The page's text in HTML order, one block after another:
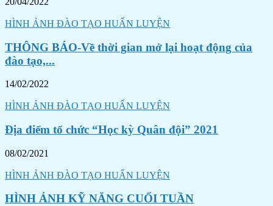
HÌNH ẢNH ĐÀO TẠO HUẤN LUYỆN
THÔNG BÁO-Về thời gian mở lại hoạt động của
đào tạo,...
14/02/2022
HÌNH ẢNH ĐÀO TẠO HUẤN LUYỆN
Địa điểm tổ chức “Học kỳ Quân đội” 2021
08/02/2021
HÌNH ẢNH ĐÀO TẠO HUẤN LUYỆN
HÌNH ẢNH KỸ NĂNG CUỐI TUẦN